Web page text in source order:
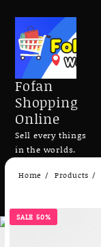
Skip
Fofan
Shopping
Online
Sell every things
in the worlds.
Home Products
SALE 50%